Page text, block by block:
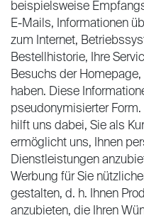
beispielsweise
E-Mails, Informationen
zum Internet,
Bestellhistorie, Ihre
Besuchs der
haben. Diese
pseudonymisierter
hilft uns dabei, Sie als
ermöglicht uns, Ihnen
Dienstleistungen
Werbung für Sie
gestalten, d. h. Ihnen
anzubieten, die Ihren